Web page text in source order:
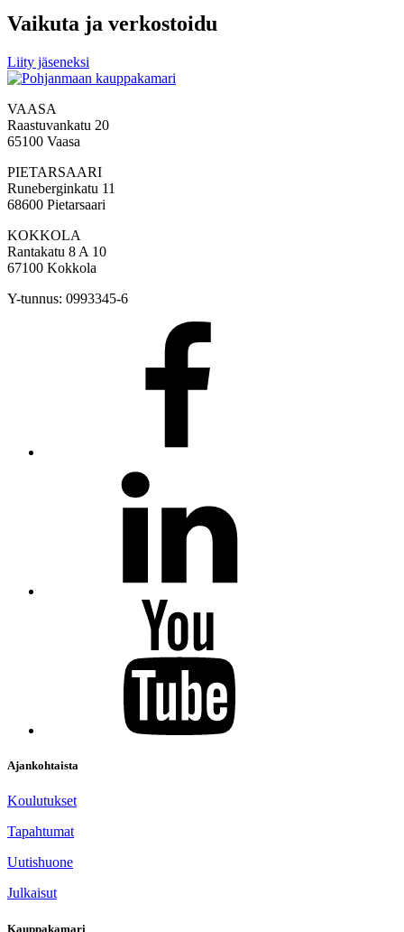
Vaikuta ja verkostoidu
Liity jäseneksi
VAASA
Raastuvankatu 20
65100 Vaasa
PIETARSAARI
Runeberginkatu 11
68600 Pietarsaari
KOKKOLA
Rantakatu 8 A 10
67100 Kokkola
Y-tunnus: 0993345-6
Ajankohtaista
Koulutukset
Tapahtumat
Uutishuone
Julkaisut
Kauppakamari